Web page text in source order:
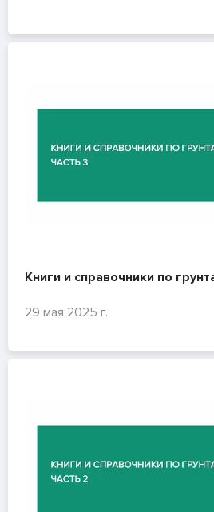
29 мая 2025 г.